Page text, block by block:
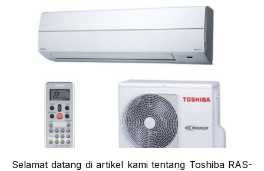
Selamat datang di artikel kami tentang Toshiba RAS-